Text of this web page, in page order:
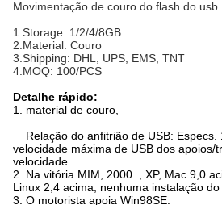
Movimentação de couro do flash do usb
1.Storage: 1/2/4/8GB
2.Material: Couro
3.Shipping: DHL, UPS, EMS, TNT
4.MOQ: 100/PCS
Detalhe rápido:
1. material de couro,
Relação do anfitrião de USB: Especs.
velocidade máxima de USB dos apoios/
velocidade.
2. Na vitória MIM, 2000. , XP, Mac 9,0
Linux 2,4 acima, nenhuma instalação do
3. O motorista apoia Win98SE.